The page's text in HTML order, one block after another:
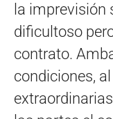
la imprevisión
dificultoso
contrato.
condiciones,